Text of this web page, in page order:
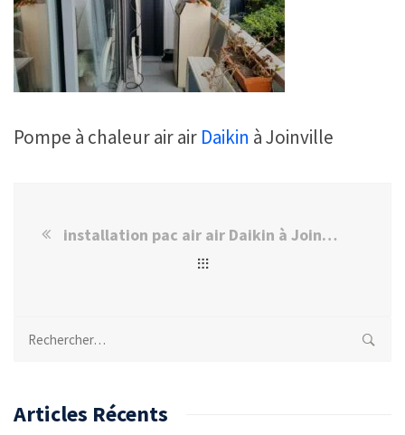
Pompe à chaleur air air Daikin à Joinville
installation pac air air Daikin à Joinville
Rechercher :
Articles Récents